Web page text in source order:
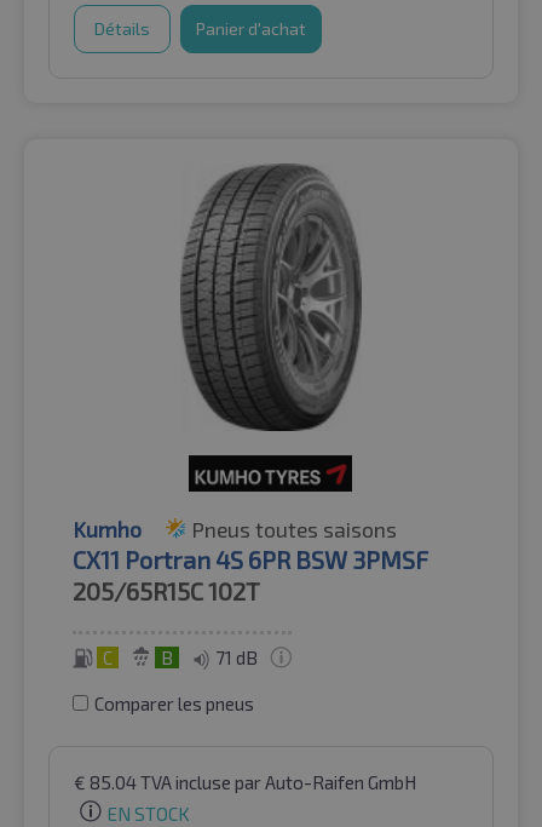
Détails Panier d'achat
Kumho Pneus toutes saisons
CX11 Portran 4S 6PR BSW 3PMSF
205/65R15C102T
C B 71 dB
Comparer les pneus
€ 85.04TVA incluse par Auto-Raifen GmbH
EN STOCK